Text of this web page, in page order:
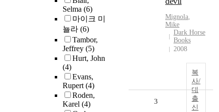
Selma (6)
마이크 미
뇰라 (6)
Tambor,
Jeffrey (5)
Hurt, John
(4)
Evans,
Rupert(4)
Roden,
Karel (4)
Mignola,
Mike
Dark Horse
Books
2008
복
사/
대
출
신
3